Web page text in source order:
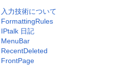
入力技術について
FormattingRules
IPtalk 日記
MenuBar
RecentDeleted
FrontPage